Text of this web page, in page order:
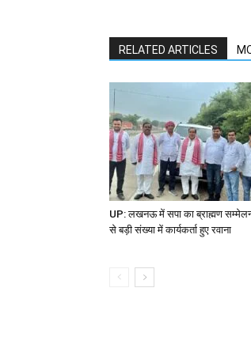
RELATED ARTICLES
UP: लखनऊ में सपा का ब्राह्मण
से बड़ी संख्या में कार्यकर्ता हुए रवाना